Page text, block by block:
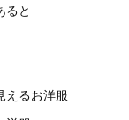
ると
えるお洋服